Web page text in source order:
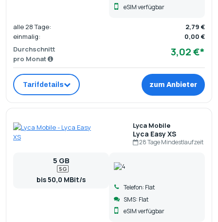
eSIM verfügbar
alle 28 Tage:
2,79 €
einmalig:
0,00 €
Durchschnitt
pro Monat
3,02 €*
Tarifdetails zum Anbieter
Lyca Mobile
Lyca Easy XS
28 Tage Mindestlaufzeit
5 GB
5G
bis 50,0 MBit/s
Telefon: Flat
SMS: Flat
eSIM verfügbar